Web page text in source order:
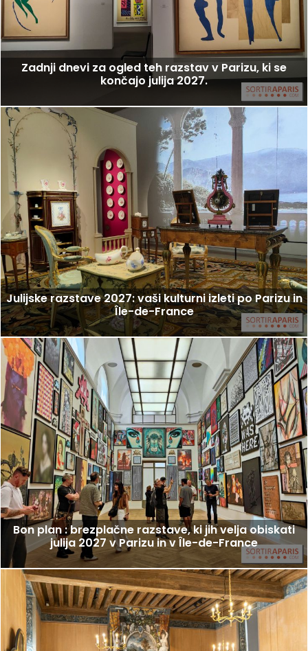
Zadnji dnevi za ogled teh razstav v Parizu, ki se
končajo julija 2027.
Julijske razstave 2027: vaši kulturni izleti po Parizu in
Île-de-France
Bon plan : brezplačne razstave, ki jih velja obiskati
julija 2027 v Parizu in v Île-de-France